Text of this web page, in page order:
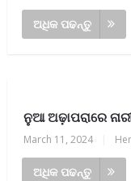
ଅଧିକ ପଢନ୍ତୁ
ନୁଆ ଅଢ଼ାପରାରେ
March 11, 2024
ଅଧିକ ପଢନ୍ତୁ